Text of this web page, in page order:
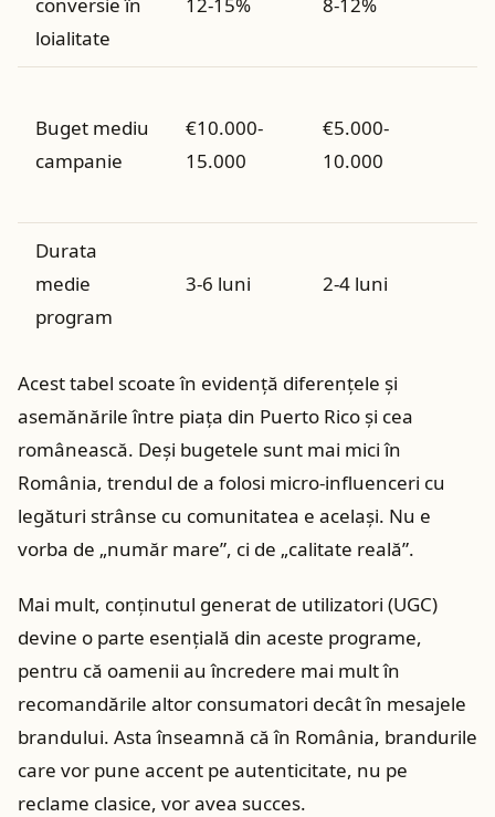
loialitate
Buget mediu
campanie
€10.000-
15.000
€5.000-
10.000
Durata
medie
program
3-6 luni 2-4 luni
Acest tabel scoate în evidență diferențele și
asemănările între piața din Puerto Rico și cea
românească. Deși bugetele sunt mai mici în
România, trendul de a folosi micro-influenceri cu
legături strânse cu comunitatea e același. Nu e
vorba de „număr mare”, ci de „calitate reală”.
Mai mult, conținutul generat de utilizatori (UGC)
devine o parte esențială din aceste programe,
pentru că oamenii au încredere mai mult în
recomandările altor consumatori decât în mesajele
brandului. Asta înseamnă că în România, brandurile
care vor pune accent pe autenticitate, nu pe
reclame clasice, vor avea succes.